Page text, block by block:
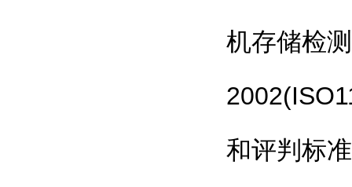
机存储检
和评判标